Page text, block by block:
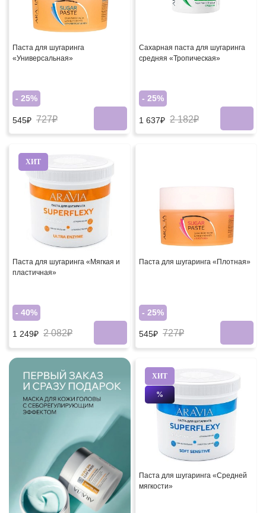
Паста для шугаринга
«Универсальная»
- 25%
545₽ 727₽
Сахарная паста для шугаринга
средняя «Тропическая»
- 25%
1 637₽ 2 182₽
ХИТ
Паста для шугаринга «Мягкая и
пластичная»
- 40%
1 249₽ 2 082₽
Паста для шугаринга «Плотная»
- 25%
545₽ 727₽
ХИТ
%
Паста для шугаринга «Средней
мягкости»